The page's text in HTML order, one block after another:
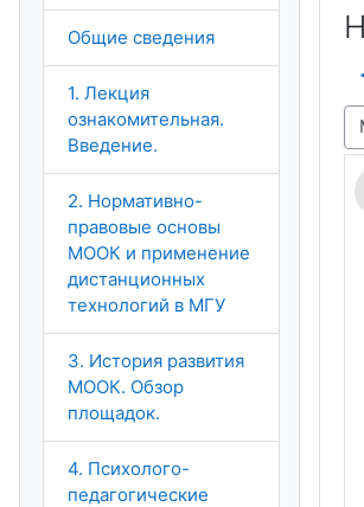
Mostrar
Общие сведения
1. Лекция
ознакомительная.
Введение.
2. Нормативно-
правовые основы
МООК и применение
дистанционных
технологий в МГУ
3. История развития
МООК. Обзор
площадок.
4. Психолого-
педагогические